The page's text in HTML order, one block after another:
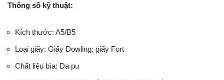
Thông số kỹ thuật:
Kích thước: A5/B5
Loại giấy: Giấy Dowling; giấy Fort
Chất liệu bìa: Da pu